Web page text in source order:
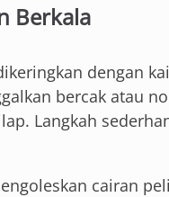
Berkala
dengan
bercak atau
Langkah
cairan